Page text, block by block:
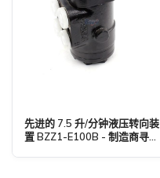
先进的 7.5 升/分钟液压转向装
置 BZZ1-E100B - 制造商寻求